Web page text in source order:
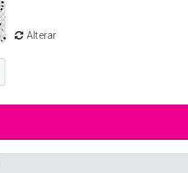
Alterar